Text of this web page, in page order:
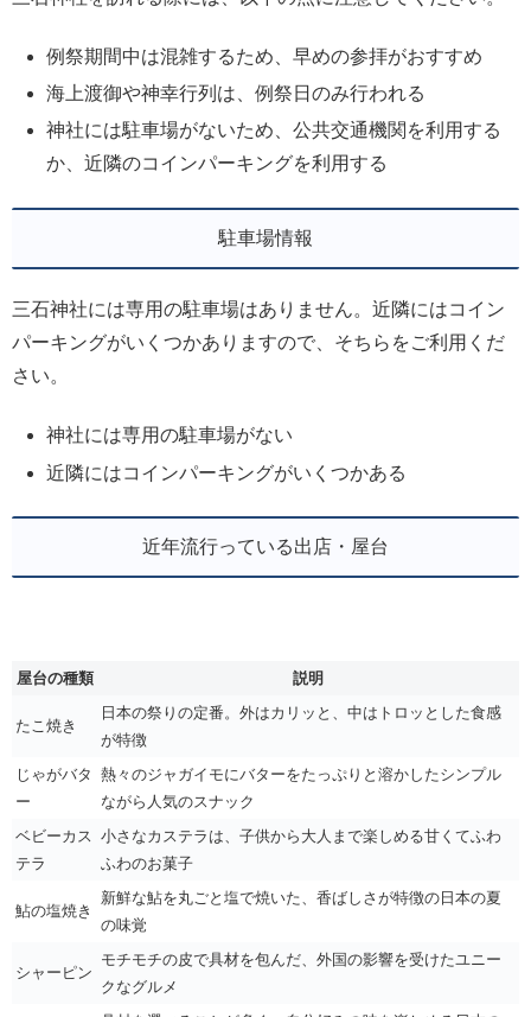
例祭期間中は混雑するため、早めの参拝がおすすめ
海上渡御や神幸行列は、例祭日のみ行われる
神社には駐車場がないため、公共交通機関を利用する
か、近隣のコインパーキングを利用する
駐車場情報
三石神社には専用の駐車場はありません。近隣にはコイン
パーキングがいくつかありますので、そちらをご利用くだ
さい。
神社には専用の駐車場がない
近隣にはコインパーキングがいくつかある
近年流行っている出店・屋台
屋台の種類 説明
たこ焼き
日本の祭りの定番。外はカリッと、中はトロッとした食感
が特徴
じゃがバタ
ー
熱々のジャガイモにバターをたっぷりと溶かしたシンプル
ながら人気のスナック
ベビーカス
テラ
小さなカステラは、子供から大人まで楽しめる甘くてふわ
ふわのお菓子
鮎の塩焼き
新鮮な鮎を丸ごと塩で焼いた、香ばしさが特徴の日本の夏
の味覚
シャーピン
モチモチの皮で具材を包んだ、外国の影響を受けたユニー
クなグルメ